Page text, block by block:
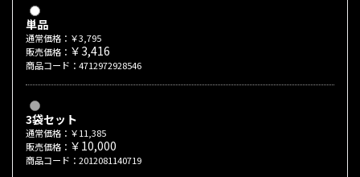
単品
通常価格：￥3,795
販売価格： ￥3,416
商品コード：4712972928546
3袋セット
通常価格：￥11,385
販売価格： ￥10,000
商品コード：2012081140719